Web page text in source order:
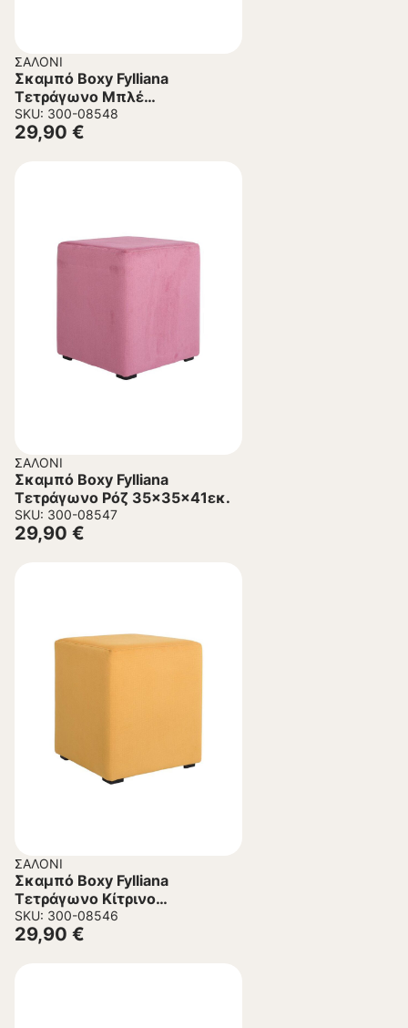
ΣΑΛΌΝΙ
Σκαμπό Boxy Fylliana
Τετράγωνο Μπλέ
35x35x41εκ.
SKU: 300-08548
29,90 €
ΣΑΛΌΝΙ
Σκαμπό Boxy Fylliana
Τετράγωνο Ρόζ 35x35x41εκ.
SKU: 300-08547
29,90 €
ΣΑΛΌΝΙ
Σκαμπό Boxy Fylliana
Τετράγωνο Κίτρινο
35x35x41εκ.
SKU: 300-08546
29,90 €